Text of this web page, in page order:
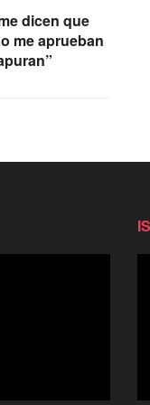
dicen que
me aprueban